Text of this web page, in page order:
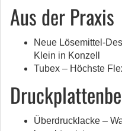
Aus der Praxis
Neue Lösemittel-
Klein in Konzell
Tubex – Höchste
Überdrucklacke –